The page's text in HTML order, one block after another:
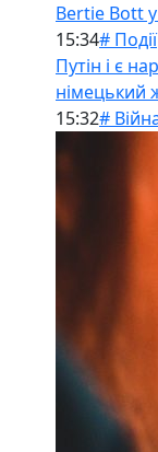
Bertie Bott у
15:34# Події
Путін і є
німецький
15:32#